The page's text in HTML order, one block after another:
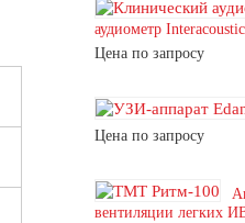
аудиометр
Цена по запросу
Цена по запросу
вентиляции легких